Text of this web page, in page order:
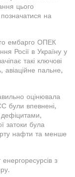
цього
на
ембарго ОПЕК
Росії в Україну у
такі ключові
пальне,
оцінювала
були впевнені,
затоки була
нафти та менше
з